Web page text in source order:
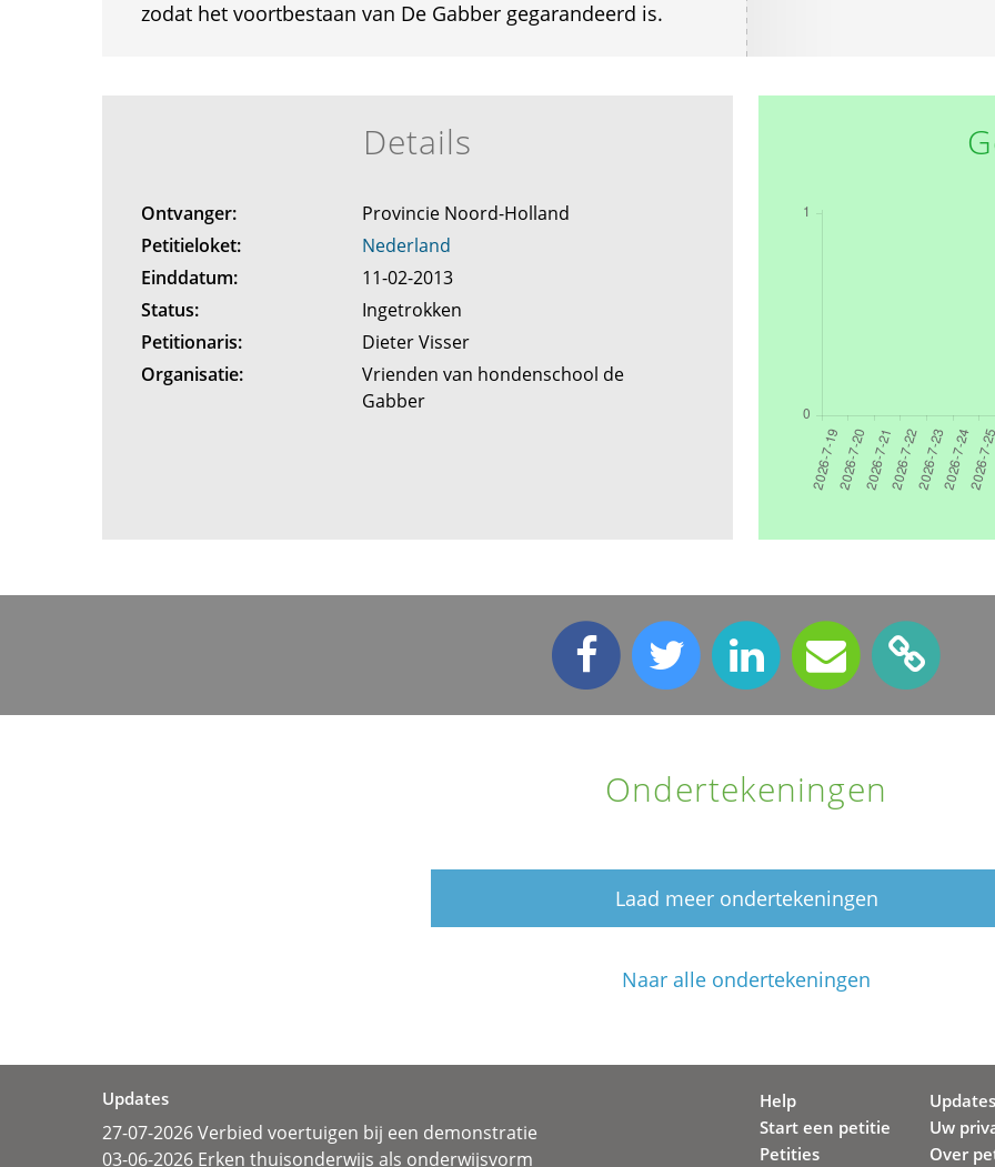
zodat het voortbestaan van De Gabber gegarandeerd is.
Details
Ontvanger:
Provincie Noord-Holland
Petitieloket:
Nederland
Einddatum:
11-02-2013
Status:
Ingetrokken
Petitionaris:
Dieter Visser
Organisatie:
Vrienden van hondenschool de
Gabber
Ondertekeningen
Laad meer ondertekeningen
Naar alle ondertekeningen
Updates
27-07-2026 Verbied voertuigen bij een demonstratie
03-06-2026 Erken thuisonderwijs als onderwijsvorm
Help
Start een petitie
Petities
Updates
Uw
Over